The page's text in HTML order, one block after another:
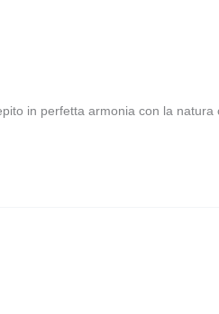
in perfetta armonia con la natura